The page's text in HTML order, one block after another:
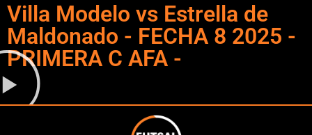
Villa Modelo vs Estrella de
Maldonado - FECHA 8 2025 -
PRIMERA C AFA -